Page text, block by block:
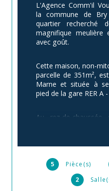
5 Pièce(s)
2
L'Agence Comm'il
la commune de
quartier recherché
magnifique meulière
avec goût.
Cette maison, non-
parcelle de 351m²,
Marne et située à
pied de la gare RER A
Au rez-de-chaussée
manger, une cuisine
un accès direct au
étage, 2 belles